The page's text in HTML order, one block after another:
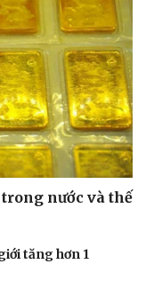
nước và thế
tăng hơn 1